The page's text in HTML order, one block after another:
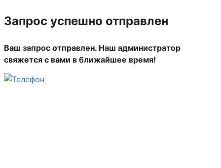
Запрос успешно отправлен
Ваш запрос отправлен. Наш администратор
свяжется с вами в ближайшее время!